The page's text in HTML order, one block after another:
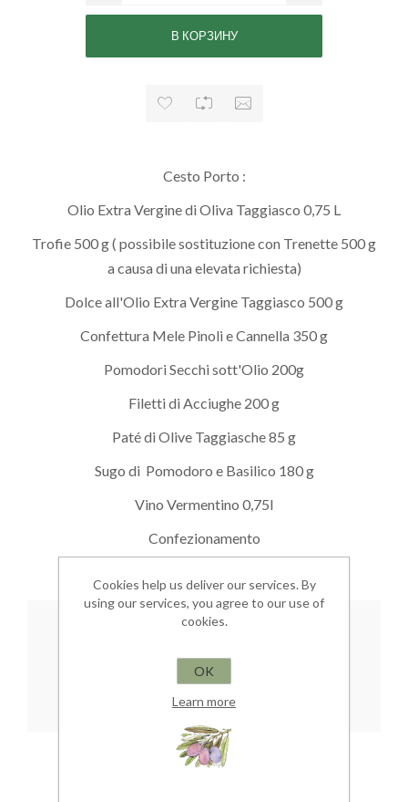
Cesto Porto :
Olio Extra Vergine di Oliva Taggiasco 0,75 L
Trofie 500 g ( possibile sostituzione con Trenette 500 g
a causa di una elevata richiesta)
Dolce all'Olio Extra Vergine Taggiasco 500 g
Confettura Mele Pinoli e Cannella 350 g
Pomodori Secchi sott'Olio 200g
Filetti di Acciughe 200 g
Paté di Olive Taggiasche 85 g
Sugo di Pomodoro e Basilico 180 g
Vino Vermentino 0,75l
Confezionamento
КЛЮЧЕВЫЕ СЛОВА
cesto di natale
christmas hamper(5), christmas gift
Cookies help us deliver our services. By
using our services, you agree to our use of
cookies.
OK
Learn more